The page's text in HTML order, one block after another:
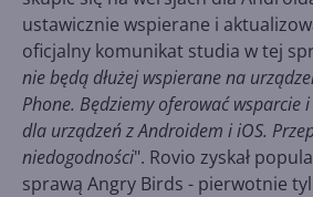
ustawicznie wspierane i
oficjalny komunikat studia w tej
nie będą dłużej wspierane na
Phone. Będziemy oferować wsparcie
dla urządzeń z Androidem i iOS.
niedogodności". Rovio zyskał
sprawą Angry Birds - pierwotnie